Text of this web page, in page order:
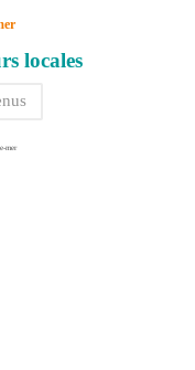
locales
mer